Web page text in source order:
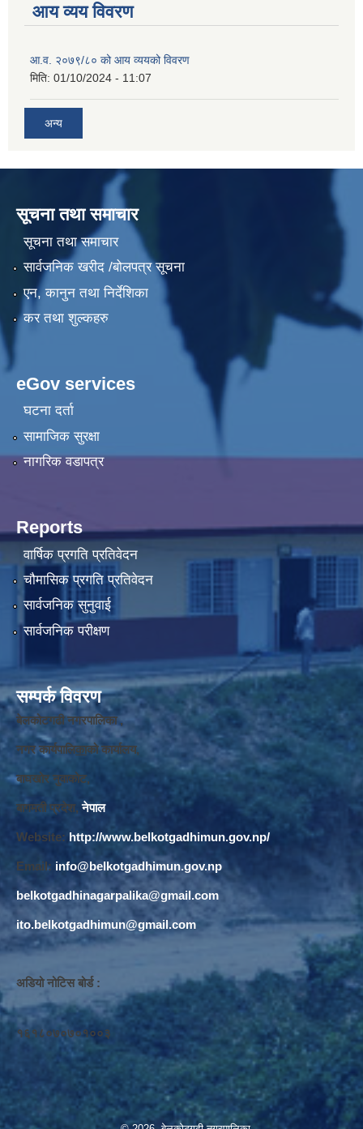
आय व्यय विवरण
आ.व. २०७९/८० को आय व्ययको विवरण
मिति: 01/10/2024 - 11:07
अन्य
सूचना तथा समाचार
सूचना तथा समाचार
सार्वजनिक खरीद /बोलपत्र सूचना
एन, कानुन तथा निर्देशिका
कर तथा शुल्कहरु
eGov services
घटना दर्ता
सामाजिक सुरक्षा
नागरिक वडापत्र
Reports
वार्षिक प्रगति प्रतिवेदन
चौमासिक प्रगति प्रतिवेदन
सार्वजनिक सुनुवाई
सार्वजनिक परीक्षण
सम्पर्क विवरण
बेलकोटगढी नगरपालिका ,
नगर कार्यपालिकाको कार्यालय,
बाघखोर नुवाकोट,
बागमती प्रदेश, नेपाल
Website: http://www.belkotgadhimun.gov.np/
Email: info@belkotgadhimun.gov.np
belkotgadhinagarpalika@gmail.com
ito.belkotgadhimun@gmail.com
अडियो नोटिस बोर्ड :
१६१८०७०७०१००३